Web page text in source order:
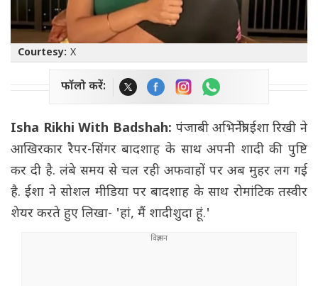
Courtesy: X
फॉलो करें:
Isha Rikhi With Badshah: पंजाबी अभिनेत्री ईशा रिखी ने
आखिरकार रैपर-सिंगर बादशाह के साथ अपनी शादी की पुष्टि
कर दी है. लंबे समय से चल रही अफवाहों पर अब मुहर लग गई
है. ईशा ने सोशल मीडिया पर बादशाह के साथ रोमांटिक तस्वीर
शेयर करते हुए लिखा- 'हां, मैं शादीशुदा हूं.'